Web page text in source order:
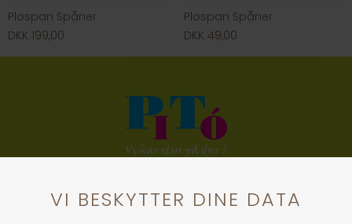
Plospan Spåner
DKK 199,00
Plospan Spåner
DKK 49,00